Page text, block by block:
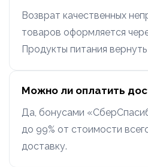
Возврат качественных
товаров оформляется
Продукты питания вернуть
Можно ли оплатить
Да, бонусами
до 99% от стоимости
доставку.